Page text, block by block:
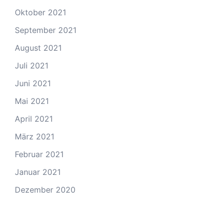
Oktober 2021
September 2021
August 2021
Juli 2021
Juni 2021
Mai 2021
April 2021
März 2021
Februar 2021
Januar 2021
Dezember 2020